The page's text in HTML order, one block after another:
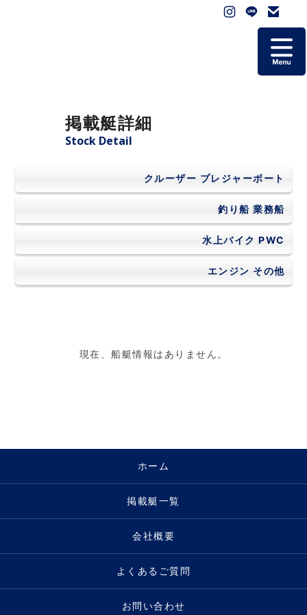
会社概要
よくあるご質問
お問い合わせ
個人情報保護方針
掲載艇詳細
Stock Detail
クルーザー プレジャーボート
釣り船 業務船
水上バイク PWC
エンジン その他
現在、船艇情報はありません。
ホーム
掲載艇一覧
会社概要
よくあるご質問
お問い合わせ